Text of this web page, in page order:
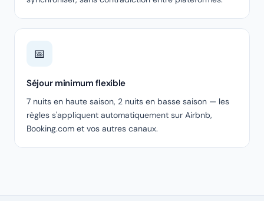
📅
Séjour minimum flexible
7 nuits en haute saison, 2 nuits en basse saison — les
règles s'appliquent automatiquement sur Airbnb,
Booking.com et vos autres canaux.